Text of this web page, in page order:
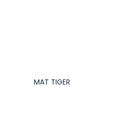
MAT TIGER